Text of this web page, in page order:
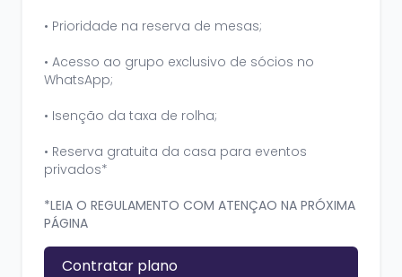
• Prioridade na reserva de mesas;
• Acesso ao grupo exclusivo de sócios no
WhatsApp;
• Isenção da taxa de rolha;
• Reserva gratuita da casa para eventos
privados*
*LEIA O REGULAMENTO COM ATENÇAO NA PRÓXIMA
PÁGINA
Contratar plano